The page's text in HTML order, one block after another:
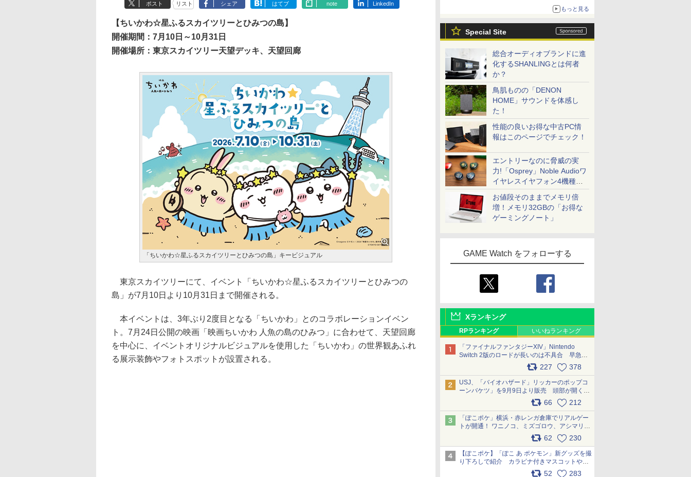
「特製ガーリックマヨソース」を使用した超大
もっと見る
Special Site
総合オーディオブランドに進
化するSHANLINGとは何者
か？
鳥肌ものの「DENON
HOME」サウンドを体感し
た！
性能の良いお得な中古PC情
報はこのページでチェック！
エントリーなのに脅威の実
力!「Osprey」Noble Audioワ
イヤレスイヤフォン4機種を
一気に聴く
お値段そのままでメモリ倍
増！メモリ32GBの「お得な
ゲーミングノート」
GAME Watch をフォローする
Xランキング
RPランキング いいねランキング
「ファイナルファンタジーXIV」Nintendo
Switch 2版のロードが長いのは不具合 早急に
アップデートできるよう対応中227 378
USJ、「バイオハザード」リッカーのポップコ
ーンバケツ」を9月9日より販売 頭部が開く仕
組み。味は恐怖を堪のう「味噌フレーバー」
66 212
「ぽこポケ」横浜・赤レンガ倉庫でリアルゲー
トが開通！ ワニノコ、ミズゴロウ、アシマリ登
場シーンをレポート pic.x.com/LDgEByVl6D
62 230
【ぽこポケ】「ぽこ あ ポケモン」新グッズを撮
り下ろしで紹介 カラビナ付きマスコットやス
52 283
ポスト リスト シェア はてブ note LinkedIn
【ちいかわ☆星ふるスカイツリーとひみつの島】
開催期間：7月10日～10月31日
開催場所：東京スカイツリー天望デッキ、天望回廊
「ちいかわ☆星ふるスカイツリーとひみつの島」キービジュアル
東京スカイツリーにて、イベント「ちいかわ☆星ふるスカイツリーとひみつの
島」が7月10日より10月31日まで開催される。
本イベントは、3年ぶり2度目となる「ちいかわ」とのコラボレーションイベン
ト。7月24日公開の映画「映画ちいかわ 人魚の島のひみつ」に合わせて、天望回廊
を中心に、イベントオリジナルビジュアルを使用した「ちいかわ」の世界観あふれ
る展示装飾やフォトスポットが設置される。